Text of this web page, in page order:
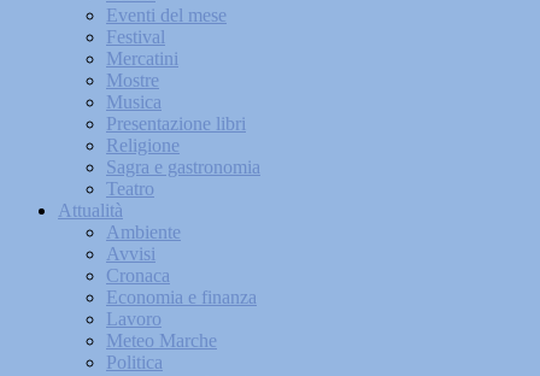
Eventi del mese
Festival
Mercatini
Mostre
Musica
Presentazione libri
Religione
Sagra e gastronomia
Teatro
Attualità
Ambiente
Avvisi
Cronaca
Economia e finanza
Lavoro
Meteo Marche
Politica